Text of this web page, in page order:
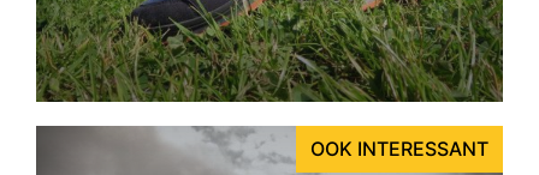
OOK INTERESSANT